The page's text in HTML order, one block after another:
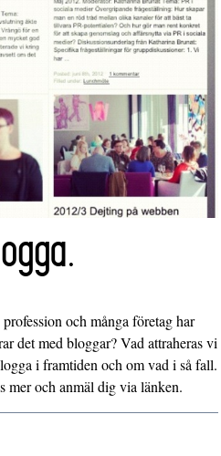
och många företag har
det med bloggar? Vad attraheras vi
i framtiden och om vad i så fall.
mer och anmäl dig via länken.